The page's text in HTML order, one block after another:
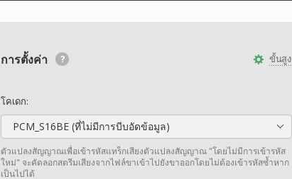
ขั้นสูง
การตั้งค่า
โคเดก:
PCM_S16BE (ที่ไม่มีการบีบอัดข้อมูล)
ตัวแปลงสัญญาณเพื่อเข้ารหัสแทร็กเสียงตัวแปลงสัญญาณ "โดยไม่มีการเข้ารหัส
ใหม่" จะคัดลอกสตรีมเสียงจากไฟล์ขาเข้าไปยังขาออกโดยไม่ต้องเข้ารหัสซ้ำหาก
เป็นไปได้